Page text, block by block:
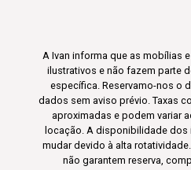
A Ivan informa que as mobílias
ilustrativos e não fazem parte
específica. Reservamo-nos o
dados sem aviso prévio. Taxas
aproximadas e podem variar
locação. A disponibilidade
mudar devido à alta
não garantem reserva,